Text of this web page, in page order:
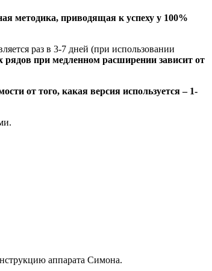
методика, приводящая к успеху у 100%
раз в 3-7 дней (при использовании
при медленном расширении зависит от
от того, какая версия используется – 1-
аппарата Симона.